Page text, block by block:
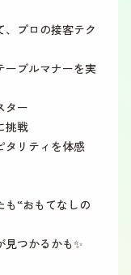
プロの接客テク
ーブルマナーを実
ター
挑戦
タリティを体感
も“おもてなしの
つかるかも✨